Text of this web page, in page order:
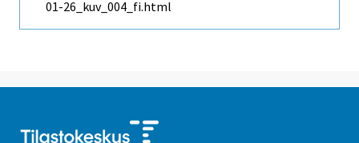
01-26_kuv_004_fi.html